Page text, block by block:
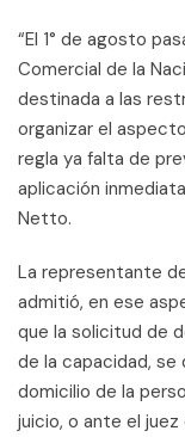
“El 1° de agosto
Comercial de la
destinada a las
organizar el
regla ya falta de
aplicación
Netto.
La representante
admitió, en ese
que la solicitud de
de la capacidad,
domicilio de la
juicio, o ante el juez